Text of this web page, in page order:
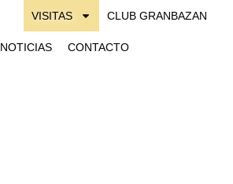
VISITAS CLUB GRANBAZAN
NOTICIAS CONTACTO